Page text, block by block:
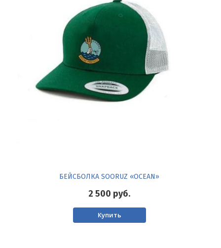
БЕЙСБОЛКА SOORUZ «OCEAN»
2 500 руб.
Купить